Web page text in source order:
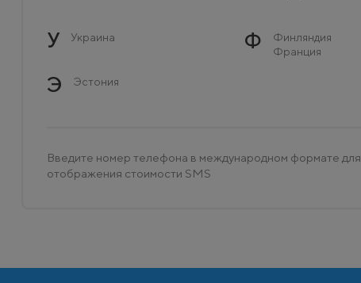
У Украина Ф
Финляндия
Франция
Э Эстония
Введите номер телефона в международном формате для
отображения стоимости SMS